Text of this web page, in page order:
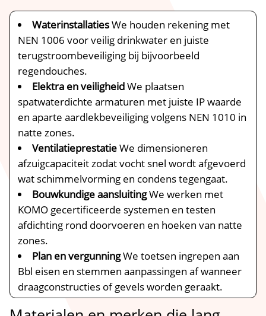
WaterinstallatiesWe houden rekening met
NEN 1006 voor veilig drinkwater en juiste
terugstroombeveiliging bij bijvoorbeeld
regendouches.​
Elektra en veiligheidWe plaatsen
spatwaterdichte armaturen met juiste IP waarde
en aparte aardlekbeveiliging volgens NEN 1010 in
natte zones.​
VentilatieprestatieWe dimensioneren
afzuigcapaciteit zodat vocht snel wordt afgevoerd
wat schimmelvorming en condens tegengaat.​
Bouwkundige aansluitingWe werken met
KOMO gecertificeerde systemen en testen
afdichting rond doorvoeren en hoeken van natte
zones.​
Plan en vergunningWe toetsen ingrepen aan
Bbl eisen en stemmen aanpassingen af wanneer
draagconstructies of gevels worden geraakt.​